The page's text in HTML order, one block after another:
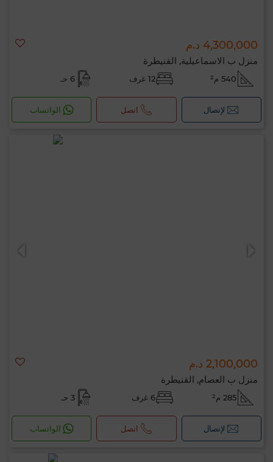
4,300,000 د.م
منزل ب الاسماعيلية, القنيطرة
540 م² 12 غرف 6 حـ
لإتصال اتصل الواتساب
2,100,000 د.م
منزل ب العصام, القنيطرة
285 م² 6 غرف 3 حـ
لإتصال اتصل الواتساب